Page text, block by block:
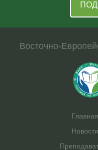
Восточно-
Главная
Новости